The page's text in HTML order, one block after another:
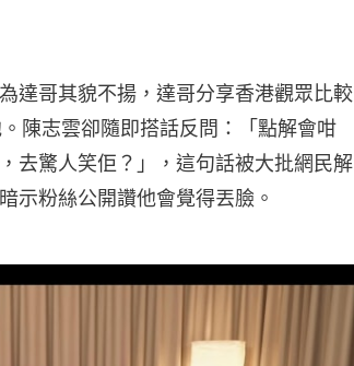
達哥其貌不揚，達哥分享香港觀眾比較
陳志雲卻隨即搭話反問：「點解會咁
去驚人笑佢？」，這句話被大批網民解
示粉絲公開讚他會覺得丟臉。